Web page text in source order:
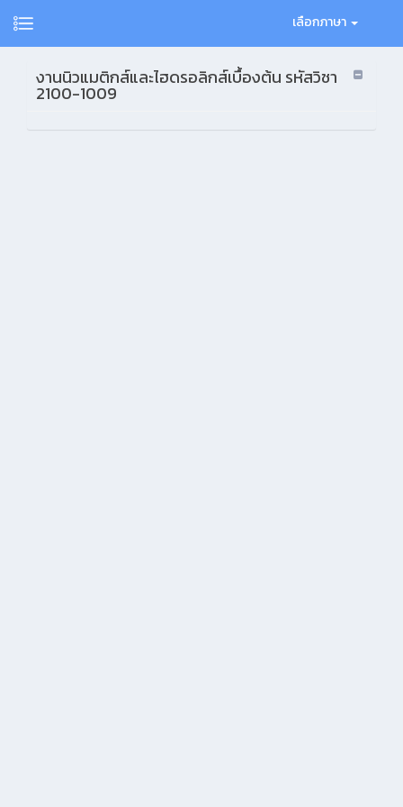
เลือกภาษา
งานนิวแมติกส์และไฮดรอลิกส์เบื้องต้น รหัสวิชา
2100-1009